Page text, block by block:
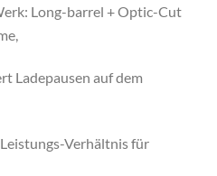
Long-barrel + Optic-Cut
Ladepausen auf dem
Verhältnis für